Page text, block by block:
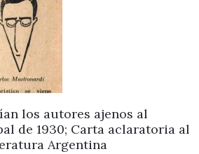
los autores ajenos al
de 1930; Carta aclaratoria al
Argentina